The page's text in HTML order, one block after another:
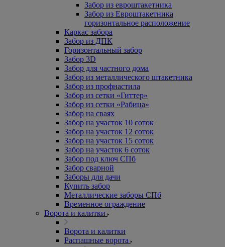
Забор из евроштакетника
Забор из Евроштакетника
горизонтальное расположение
Каркас забора
Забор из ДПК
Горизонтальный забор
Забор 3D
Забор для частного дома
Забор из металлического штакетника
Забор из профнастила
Забор из сетки «Гиттер»
Забор из сетки «Рабица»
Забор на сваях
Забор на участок 10 соток
Забор на участок 12 соток
Забор на участок 15 соток
Забор на участок 6 соток
Забор под ключ СПб
Забор сварной
Заборы для дачи
Купить забор
Металлические заборы СПб
Временное ограждение
Ворота и калитки
Ворота и калитки
Распашные ворота